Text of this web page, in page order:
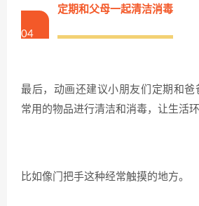
04
定期和父母一起清洁消毒
最后，动画还建议小朋友们定期和爸
常用的物品进行清洁和消毒，让生活环
比如像门把手这种经常触摸的地方。